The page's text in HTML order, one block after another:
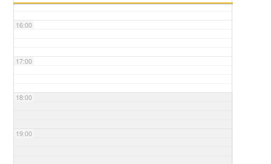
16:00
17:00
18:00
19:00